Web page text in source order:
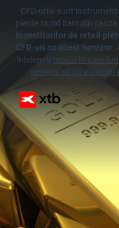
CFD-urile sunt
pierde rapid bani din
investitorilor de retail
CFD-uri cu acest furnizor.
înțelegeți modul în care
permite să vă asumați